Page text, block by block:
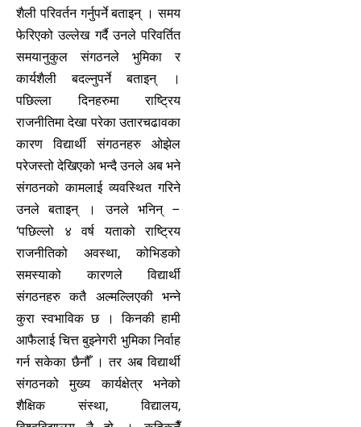
शैली परिवर्तन गर्नुपर्ने बताइन् । समय
फेरिएको उल्लेख गर्दै उनले परिवर्तित
समयानुकुल संगठनले भुमिका र
कार्यशैली बदल्नुपर्ने बताइन् ।
पछिल्ला दिनहरुमा राष्ट्रिय
राजनीतिमा देखा परेका उतारचढावका
कारण विद्यार्थी संगठनहरु ओझेल
परेजस्तो देखिएको भन्दै उनले अब भने
संगठनको कामलाई व्यवस्थित गरिने
उनले बताइन् । उनले भनिन् –
‘पछिल्लो ४ वर्ष यताको राष्ट्रिय
राजनीतिको अवस्था, कोभिडको
समस्याको कारणले विद्यार्थी
संगठनहरु कतै अल्मल्लिएकी भन्ने
कुरा स्वभाविक छ । किनकी हामी
आफैलाई चित्त बुझ्नेगरी भुमिका निर्वाह
गर्न सकेका छैनौँ । तर अब विद्यार्थी
संगठनको मुख्य कार्यक्षेत्र भनेको
शैक्षिक संस्था, विद्यालय,